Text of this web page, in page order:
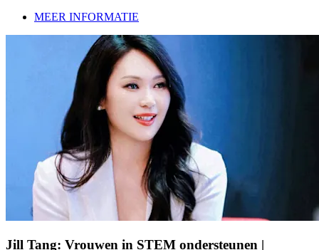
MEER INFORMATIE
Jill Tang: Vrouwen in STEM ondersteunen |